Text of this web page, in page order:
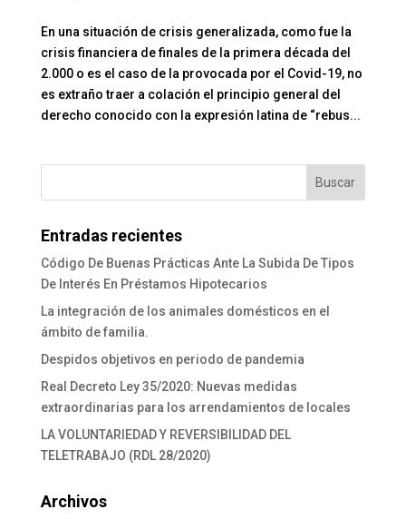
En una situación de crisis generalizada, como fue la
crisis financiera de finales de la primera década del
2.000 o es el caso de la provocada por el Covid-19, no
es extraño traer a colación el principio general del
derecho conocido con la expresión latina de “rebus...
Entradas recientes
Código De Buenas Prácticas Ante La Subida De Tipos
De Interés En Préstamos Hipotecarios
La integración de los animales domésticos en el
ámbito de familia.
Despidos objetivos en periodo de pandemia
Real Decreto Ley 35/2020: Nuevas medidas
extraordinarias para los arrendamientos de locales
LA VOLUNTARIEDAD Y REVERSIBILIDAD DEL
TELETRABAJO (RDL 28/2020)
Archivos